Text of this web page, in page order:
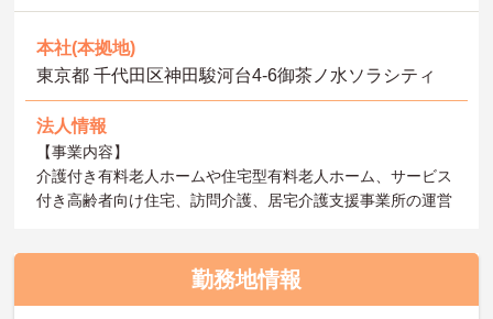
本社(本拠地)
東京都 千代田区神田駿河台4-6御茶ノ水ソラシティ
法人情報
【事業内容】
介護付き有料老人ホームや住宅型有料老人ホーム、サービス
付き高齢者向け住宅、訪問介護、居宅介護支援事業所の運営
勤務地情報